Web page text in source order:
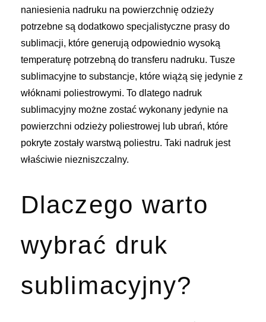
naniesienia nadruku na powierzchnię odzieży
potrzebne są dodatkowo specjalistyczne prasy do
sublimacji, które generują odpowiednio wysoką
temperaturę potrzebną do transferu nadruku. Tusze
sublimacyjne to substancje, które wiążą się jedynie z
włóknami poliestrowymi. To dlatego nadruk
sublimacyjny możne zostać wykonany jedynie na
powierzchni odzieży poliestrowej lub ubrań, które
pokryte zostały warstwą poliestru. Taki nadruk jest
właściwie niezniszczalny.
Dlaczego warto
wybrać druk
sublimacyjny?